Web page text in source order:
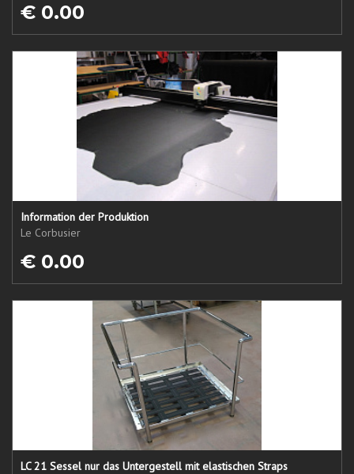
€ 0.00
Information der Produktion
Le Corbusier
€ 0.00
LC 21 Sessel nur das Untergestell mit elastischen Straps